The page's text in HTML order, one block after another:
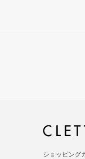
ショッピング